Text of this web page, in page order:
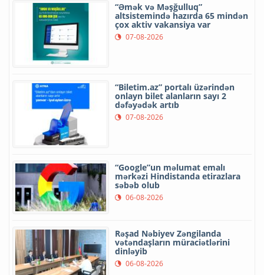
“Əmək və Məşğulluq”
altsistemində hazırda 65 mindən
çox aktiv vakansiya var
07-08-2026
“Biletim.az” portalı üzərindən
onlayn bilet alanların sayı 2
dəfəyədək artıb
07-08-2026
“Google”un məlumat emalı
mərkəzi Hindistanda etirazlara
səbəb olub
06-08-2026
Rəşad Nəbiyev Zəngilanda
vətəndaşların müraciətlərini
dinləyib
06-08-2026